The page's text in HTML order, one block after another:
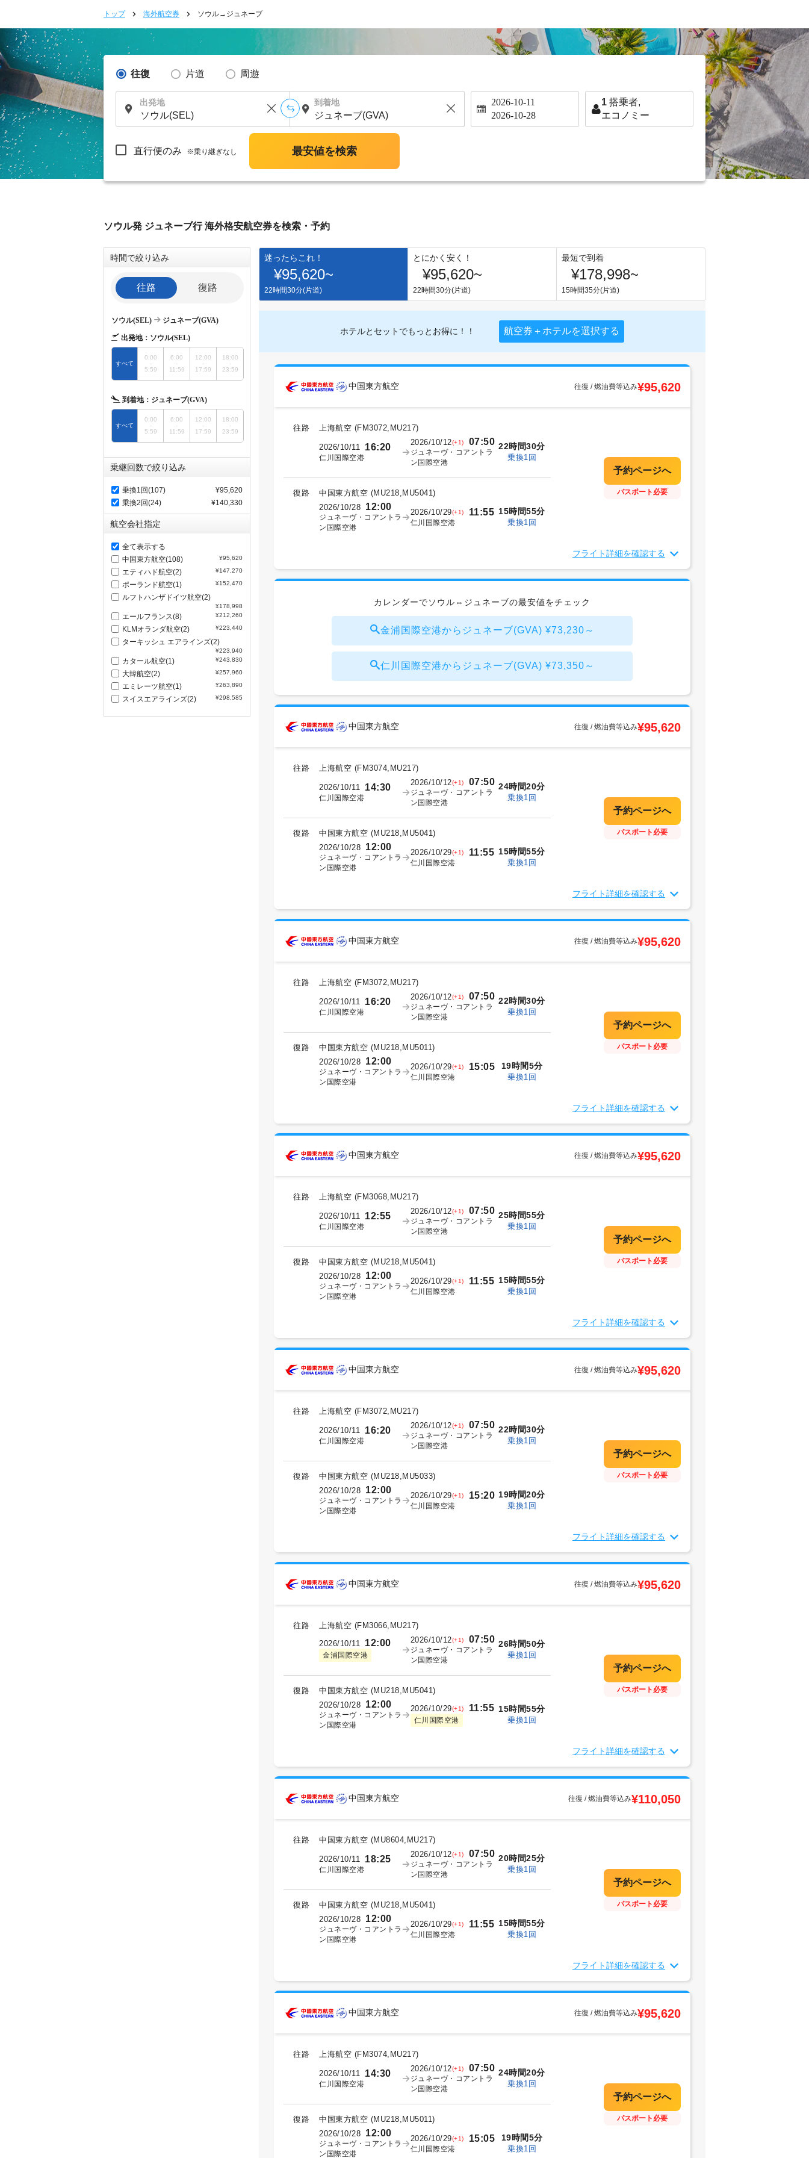
トップ 海外航空券 ソウル→ジュネーブ
往復 片道 周遊
出発地 到着地 2026-10-11
2026-10-28
1 搭乗者,
エコノミー
直行便のみ ※乗り継ぎなし 最安値を検索
ソウル発 ジュネーブ行 海外格安航空券を検索・予約
時間で絞り込み
往路 復路
ソウル(SEL) ジュネーブ(GVA)
出発地： ソウル(SEL)
すべて
0:00
-
5:59
6:00
-
11:59
12:00
-
17:59
18:00
-
23:59
到着地： ジュネーブ(GVA)
すべて
0:00
-
5:59
6:00
-
11:59
12:00
-
17:59
18:00
-
23:59
乗継回数で絞り込み
乗換1回(107)
¥95,620
乗換2回(24)
¥140,330
航空会社指定
全て表示する
中国東方航空(108)
¥95,620
エティハド航空(2) ¥147,270
ポーランド航空(1) ¥152,470
ルフトハンザドイツ航空(2)
¥178,998
エールフランス(8) ¥212,260
KLMオランダ航空(2) ¥223,440
ターキッシュ エアラインズ(2)
¥223,940
カタール航空(1) ¥243,830
大韓航空(2) ¥257,960
エミレーツ航空(1) ¥263,890
スイスエアラインズ(2) ¥298,585
迷ったらこれ！
¥95,620~
22時間30分(片道)
とにかく安く！
¥95,620~
22時間30分(片道)
最短で到着
¥178,998~
15時間35分(片道)
ホテルとセットでもっとお得に！！ 航空券＋ホテルを選択する
中国東方航空 往復 / 燃油費等込み¥95,620
往路 上海航空 (FM3072,MU217)
2026/10/11 16:20
仁川国際空港
2026/10/12(+1) 07:50
ジュネーヴ・コアントラ
ン国際空港
22時間30分
乗換1回
復路 中国東方航空 (MU218,MU5041)
2026/10/28 12:00
ジュネーヴ・コアントラ
ン国際空港
2026/10/29(+1) 11:55
仁川国際空港
15時間55分
乗換1回
パスポート必要
フライト詳細を確認する
カレンダーでソウル⇔ジュネーブの最安値をチェック
金浦国際空港からジュネーブ(GVA) ¥73,230～
仁川国際空港からジュネーブ(GVA) ¥73,350～
中国東方航空 往復 / 燃油費等込み¥95,620
往路 上海航空 (FM3074,MU217)
2026/10/11 14:30
仁川国際空港
2026/10/12(+1) 07:50
ジュネーヴ・コアントラ
ン国際空港
24時間20分
乗換1回
復路 中国東方航空 (MU218,MU5041)
2026/10/28 12:00
ジュネーヴ・コアントラ
ン国際空港
2026/10/29(+1) 11:55
仁川国際空港
15時間55分
乗換1回
パスポート必要
フライト詳細を確認する
中国東方航空 往復 / 燃油費等込み¥95,620
往路 上海航空 (FM3072,MU217)
2026/10/11 16:20
仁川国際空港
2026/10/12(+1) 07:50
ジュネーヴ・コアントラ
ン国際空港
22時間30分
乗換1回
復路 中国東方航空 (MU218,MU5011)
2026/10/28 12:00
ジュネーヴ・コアントラ
ン国際空港
2026/10/29(+1) 15:05
仁川国際空港
19時間5分
乗換1回
パスポート必要
フライト詳細を確認する
中国東方航空 往復 / 燃油費等込み¥95,620
往路 上海航空 (FM3068,MU217)
2026/10/11 12:55
仁川国際空港
2026/10/12(+1) 07:50
ジュネーヴ・コアントラ
ン国際空港
25時間55分
乗換1回
復路 中国東方航空 (MU218,MU5041)
2026/10/28 12:00
ジュネーヴ・コアントラ
ン国際空港
2026/10/29(+1) 11:55
仁川国際空港
15時間55分
乗換1回
パスポート必要
フライト詳細を確認する
中国東方航空 往復 / 燃油費等込み¥95,620
往路 上海航空 (FM3072,MU217)
2026/10/11 16:20
仁川国際空港
2026/10/12(+1) 07:50
ジュネーヴ・コアントラ
ン国際空港
22時間30分
乗換1回
復路 中国東方航空 (MU218,MU5033)
2026/10/28 12:00
ジュネーヴ・コアントラ
ン国際空港
2026/10/29(+1) 15:20
仁川国際空港
19時間20分
乗換1回
パスポート必要
フライト詳細を確認する
中国東方航空 往復 / 燃油費等込み¥95,620
往路 上海航空 (FM3066,MU217)
2026/10/11
12:00
金浦国際空港
2026/10/12(+1) 07:50
ジュネーヴ・コアントラ
ン国際空港
26時間50分
乗換1回
復路 中国東方航空 (MU218,MU5041)
2026/10/28 12:00
ジュネーヴ・コアントラ
ン国際空港
2026/10/29(+1) 11:55
仁川国際空港
15時間55分
乗換1回
パスポート必要
フライト詳細を確認する
中国東方航空 往復 / 燃油費等込み¥110,050
往路 中国東方航空 (MU8604,MU217)
2026/10/11 18:25
仁川国際空港
2026/10/12(+1) 07:50
ジュネーヴ・コアントラ
ン国際空港
20時間25分
乗換1回
復路 中国東方航空 (MU218,MU5041)
2026/10/28 12:00
ジュネーヴ・コアントラ
ン国際空港
2026/10/29(+1) 11:55
仁川国際空港
15時間55分
乗換1回
パスポート必要
フライト詳細を確認する
中国東方航空 往復 / 燃油費等込み¥95,620
往路 上海航空 (FM3074,MU217)
2026/10/11 14:30
仁川国際空港
2026/10/12(+1) 07:50
ジュネーヴ・コアントラ
ン国際空港
24時間20分
乗換1回
復路 中国東方航空 (MU218,MU5011)
2026/10/28 12:00
ジュネーヴ・コアントラ
ン国際空港
2026/10/29(+1) 15:05
仁川国際空港
19時間5分
乗換1回
パスポート必要